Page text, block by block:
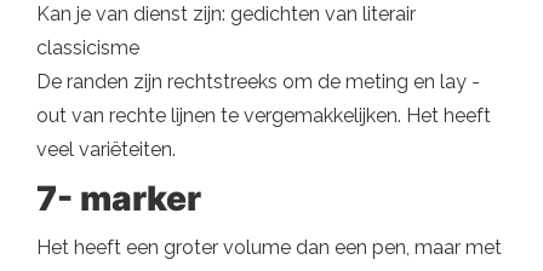
Kan je van dienst zijn: gedichten van literair
classicisme
De randen zijn rechtstreeks om de meting en lay -
out van rechte lijnen te vergemakkelijken. Het heeft
veel variëteiten.
7- marker
Het heeft een groter volume dan een pen, maar met